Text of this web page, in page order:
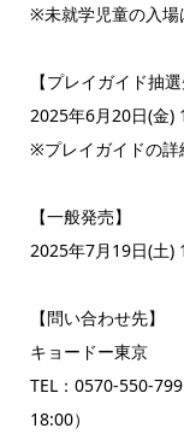
※未就学児童の入場
【プレイガイド抽選
2025年6月20日(金)
※プレイガイドの詳
【一般発売】
2025年7月19日(土)
【問い合わせ先】
キョードー東京
TEL：0570-550-
18:00）